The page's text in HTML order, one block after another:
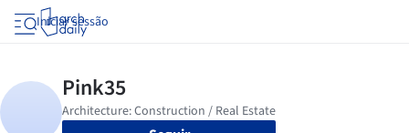
Iniciar sessão